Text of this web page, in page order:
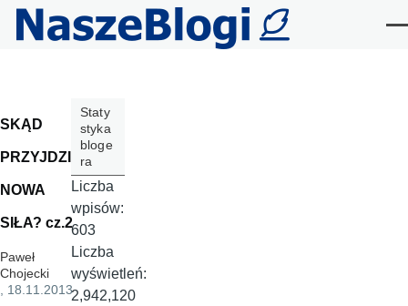
Przejdź do treści
SKĄD
PRZYJDZIE
NOWA
SIŁA? cz.2
Paweł
Chojecki
, 18.11.2013
Staty
styka
bloge
ra
Liczba
wpisów:
603
Liczba
wyświetleń:
2,942,120